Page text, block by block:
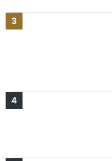
3
4